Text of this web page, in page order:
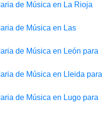
de Música en La Rioja
de Música en Las
de Música en León para
de Música en Lleida para
de Música en Lugo para